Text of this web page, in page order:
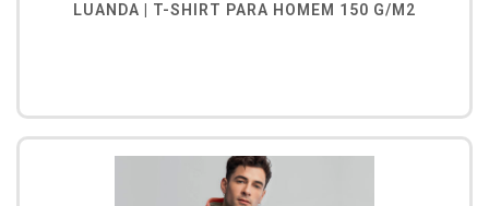
LUANDA | T-SHIRT PARA HOMEM 150 G/M2